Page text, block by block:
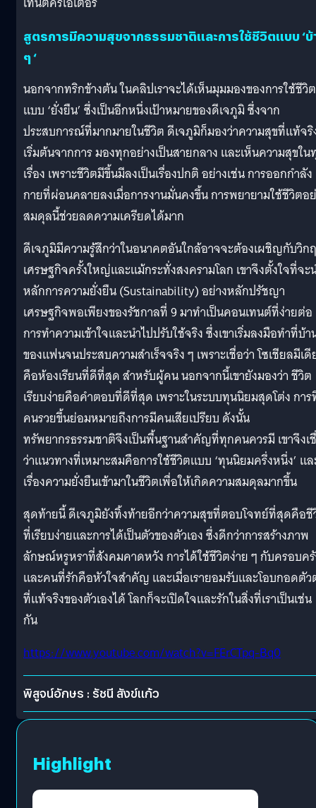
สูตรการมีความสุขจากธรรมชาติและการใช้ชีวิตแบบ ‘บ้
ๆ ‘
นอกจากทริกข้างต้น ในคลิปเราจะได้เห็นมุมมองของการใช้ชีวิต
แบบ ‘ยั่งยืน’ ซึ่งเป็นอีกหนึ่งเป้าหมายของดีเจภูมิ ซึ่งจาก
ประสบการณ์ที่มากมายในชีวิต ดีเจภูมิก็มองว่าความสุขที่แท้จริ
เริ่มต้นจากการ มองทุกอย่างเป็นสายกลาง และเห็นความสุขใ
เรื่อง เพราะชีวิตมีขึ้นมีลงเป็นเรื่องปกติ อย่างเช่น การออกกำลัง
กายที่ผ่อนคลายลงเมื่อการงานมั่นคงขึ้น การพยายามใช้ชีวิตอ
สมดุลนี้ช่วยลดความเครียดได้มาก
ดีเจภูมิมีความรู้สึกว่าในอนาคตอันใกล้อาจจะต้องเผชิญกับวิก
เศรษฐกิจครั้งใหญ่และแม้กระทั่งสงครามโลก เขาจึงตั้งใจที่จะ
หลักการความยั่งยืน (Sustainability) อย่างหลักปรัชญา
เศรษฐกิจพอเพียงของรัชกาลที่ 9 มาทำเป็นคอนเทนต์ที่ง่ายต่อ
การทำความเข้าใจและนำไปปรับใช้จริง ซึ่งเขาเริ่มลงมือทำที่บ้า
ของแฟนจนประสบความสำเร็จจริง ๆ เพราะเชื่อว่า โซเชียลมีเ
คือห้องเรียนที่ดีที่สุด สำหรับผู้คน นอกจากนี้เขายังมองว่า ชีวิต
เรียบง่ายคือคำตอบที่ดีที่สุด เพราะในระบบทุนนิยมสุดโต่ง กา
คนรวยขึ้นย่อมหมายถึงการมีคนเสียเปรียบ ดังนั้น
ทรัพยากรธรรมชาติจึงเป็นพื้นฐานสำคัญที่ทุกคนควรมี เขาจึงเ
ว่าแนวทางที่เหมาะสมคือการใช้ชีวิตแบบ ‘ทุนนิยมครึ่งหนึ่ง’ แ
เรื่องความยั่งยืนเข้ามาในชีวิตเพื่อให้เกิดความสมดุลมากขึ้น
สุดท้ายนี้ ดีเจภูมิยังทิ้งท้ายอีกว่าความสุขที่ตอบโจทย์ที่สุดคือ
ที่เรียบง่ายและการได้เป็นตัวของตัวเอง ซึ่งดีกว่าการสร้างภาพ
ลักษณ์หรูหราที่สังคมคาดหวัง การได้ใช้ชีวิตง่าย ๆ กับครอบค
และคนที่รักคือหัวใจสำคัญ และเมื่อเรายอมรับและโอบกอดตั
ที่แท้จริงของตัวเองได้ โลกก็จะเปิดใจและรักในสิ่งที่เราเป็นเช่น
กัน
https://www.youtube.com/watch?v=FErCTpq-Bq0
พิสูจน์อักษร : รัชนี สังข์แก้ว
Highlight